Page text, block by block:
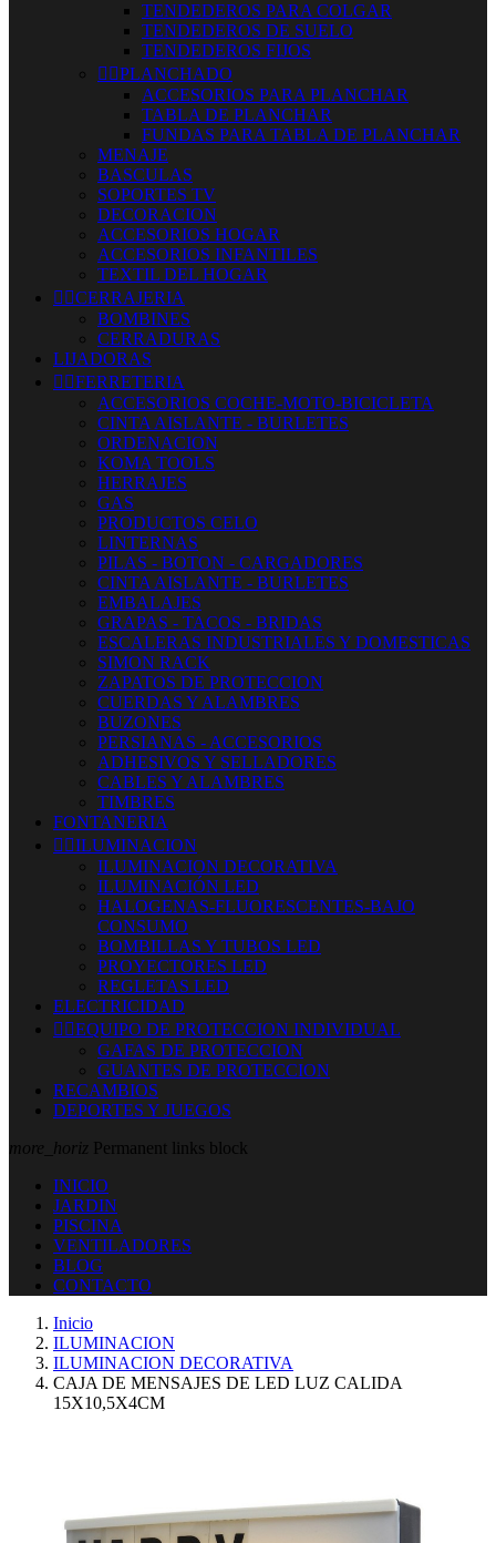
TENDEDEROS PARA COLGAR
TENDEDEROS DE SUELO
TENDEDEROS FIJOS
 PLANCHADO
ACCESORIOS PARA PLANCHAR
TABLA DE PLANCHAR
FUNDAS PARA TABLA DE PLANCHAR
MENAJE
BASCULAS
SOPORTES TV
DECORACION
ACCESORIOS HOGAR
ACCESORIOS INFANTILES
TEXTIL DEL HOGAR
 CERRAJERIA
BOMBINES
CERRADURAS
LIJADORAS
 FERRETERIA
ACCESORIOS COCHE-MOTO-BICICLETA
CINTA AISLANTE - BURLETES
ORDENACION
KOMA TOOLS
HERRAJES
GAS
PRODUCTOS CELO
LINTERNAS
PILAS - BOTON - CARGADORES
CINTA AISLANTE - BURLETES
EMBALAJES
GRAPAS - TACOS - BRIDAS
ESCALERAS INDUSTRIALES Y DOMESTICAS
SIMON RACK
ZAPATOS DE PROTECCION
CUERDAS Y ALAMBRES
BUZONES
PERSIANAS - ACCESORIOS
ADHESIVOS Y SELLADORES
CABLES Y ALAMBRES
TIMBRES
FONTANERIA
 ILUMINACION
ILUMINACION DECORATIVA
ILUMINACIÓN LED
HALOGENAS-FLUORESCENTES-BAJO
CONSUMO
BOMBILLAS Y TUBOS LED
PROYECTORES LED
REGLETAS LED
ELECTRICIDAD
 EQUIPO DE PROTECCION INDIVIDUAL
GAFAS DE PROTECCION
GUANTES DE PROTECCION
RECAMBIOS
DEPORTES Y JUEGOS
more_horiz Permanent links block
INICIO
JARDIN
PISCINA
VENTILADORES
BLOG
CONTACTO
Inicio
ILUMINACION
ILUMINACION DECORATIVA
CAJA DE MENSAJES DE LED LUZ CALIDA
15X10,5X4CM